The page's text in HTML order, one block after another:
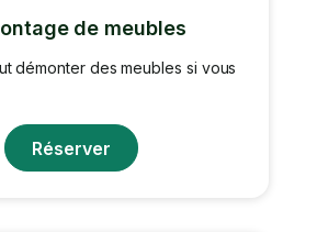
de meubles
démonter des meubles si vous
Réserver